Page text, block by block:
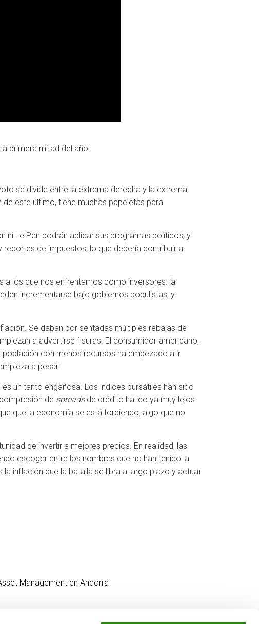
primera mitad del año.
se divide entre la extrema derecha y la extrema
este último, tiene muchas papeletas para
ni Le Pen podrán aplicar sus programas políticos, y
de impuestos, lo que debería contribuir a
a los que nos enfrentamos como inversores: la
incrementarse bajo gobiernos populistas, y
Se daban por sentadas múltiples rebajas de
a advertirse fisuras. El consumidor americano,
con menos recursos ha empezado a ir
a pesar.
un tanto engañosa. Los índices bursátiles han sido
de spreadsde crédito ha ido ya muy lejos.
que la economía se está torciendo, algo que no
de invertir a mejores precios. En realidad, las
escoger entre los nombres que no han tenido la
inflación que la batalla se libra a largo plazo y actuar
Management en Andorra